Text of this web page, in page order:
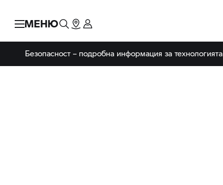
МЕНЮ
Безопасност – подробна информация за технологията